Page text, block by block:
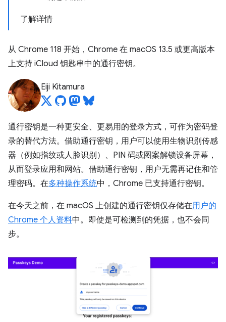
了解详情
从 Chrome 118 开始，Chrome 在 macOS 13.5 或更高版本
上支持 iCloud 钥匙串中的通行密钥。
Eiji Kitamura
通行密钥是一种更安全、更易用的登录方式，可作为密码登
录的替代方法。借助通行密钥，用户可以使用生物识别传感
器（例如指纹或人脸识别）、PIN 码或图案解锁设备屏幕，
从而登录应用和网站。借助通行密钥，用户无需再记住和管
理密码。在多种操作系统中，Chrome 已支持通行密钥。
在今天之前，在 macOS 上创建的通行密钥仅存储在用户的
Chrome 个人资料中。即使是可检测到的凭据，也不会同
步。